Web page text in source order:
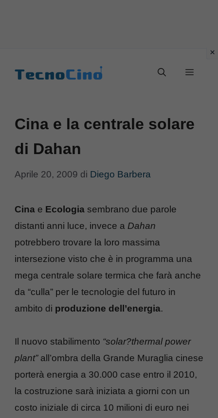
Menu
Cina e la centrale solare
di Dahan
Aprile 20, 2009 di Diego Barbera
Cina e Ecologia sembrano due parole
distanti anni luce, invece a Dahan
potrebbero trovare la loro massima
intersezione visto che è in programma una
mega centrale solare termica che farà anche
da “culla” per le tecnologie del futuro in
ambito di produzione dell’energia.
Il nuovo stabilimento “solar?thermal power
plant”all’ombra della Grande Muraglia cinese
porterà energia a 30.000 case entro il 2010,
la costruzione sarà iniziata a giorni con un
costo iniziale di circa 10 milioni di euro nei